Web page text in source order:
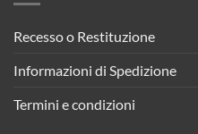
Recesso o Restituzione
Informazioni di Spedizione
Termini e condizioni